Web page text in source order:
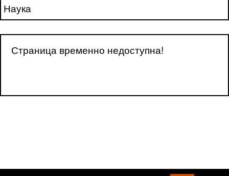
Наука
Страница временно недоступна!